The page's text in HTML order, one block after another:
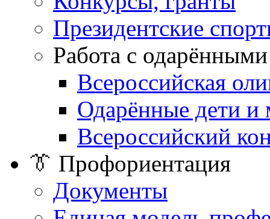
Президентские
Работа с
Всероссийская
Одарённые дети и
Всероссийский
👔 Профориентация
Документы